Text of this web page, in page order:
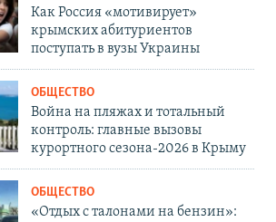
Как Россия «мотивирует»
крымских абитуриентов
поступать в вузы Украины
ОБЩЕСТВО
Война на пляжах и тотальный
контроль: главные вызовы
курортного сезона-2026 в Крыму
ОБЩЕСТВО
«Отдых с талонами на бензин»: